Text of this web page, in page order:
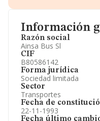
Información
Razón social
Ainsa Bus Sl
CIF
B80586142
Forma jurídica
Sociedad limitada
Sector
Transportes
Fecha de
22-11-1993
Fecha último
Información oficial